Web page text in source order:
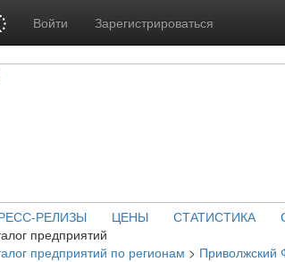
Войти Зарегистрироваться
РЕЛИЗЫ ЦЕНЫ СТАТИСТИКА
предприятий
предприятий по регионам >